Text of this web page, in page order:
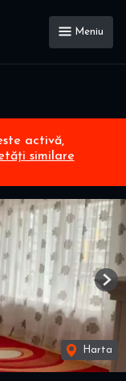
Meniu
activă,
similare
Harta